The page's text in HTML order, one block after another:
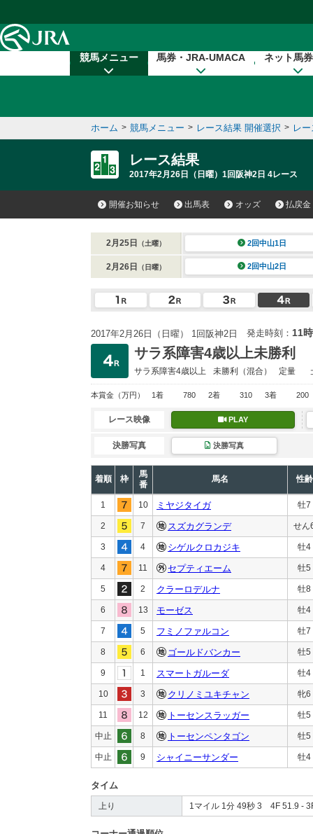
競馬メニュー 馬券・JRA-UMACA ネット馬
ホーム > 競馬メニュー > レース結果 開催選択 > レ
レース結果
2017年2月26日（日曜）1回阪神2日 4レース
開催お知らせ 出馬表 オッズ 払戻金
2月25日 （土曜） 2回中山1日
2月26日 （日曜） 2回中山2日
2017年2月26日（日曜） 1回阪神2日 発走時刻： 11
サラ系障害4歳以上未勝利
サラ系障害4歳以上 未勝利 （混合） 定量
本賞金 （万円） 1着 780 2着 310 3着 200
レース映像 PLAY
決勝写真 決勝写真
着順 枠
馬
番
馬名 性齢
1 10 ミヤジタイガ 牡7
2 7 スズカグランデ せん
3 4 シゲルクロカジキ 牡4
4 11 セプティエーム 牡5
5 2 クラーロデルナ 牡8
6 13 モーゼス 牡4
7 5 フミノファルコン 牡7
8 6 ゴールドバンカー 牡5
9 1 スマートガルーダ 牡4
10 3 クリノミユキチャン 牝6
11 12 トーセンスラッガー 牡5
中止 8 トーセンペンタゴン 牡5
中止 9 シャイニーサンダー 牡4
タイム
上り 1マイル 1分 49秒 3 4F 51.9 -